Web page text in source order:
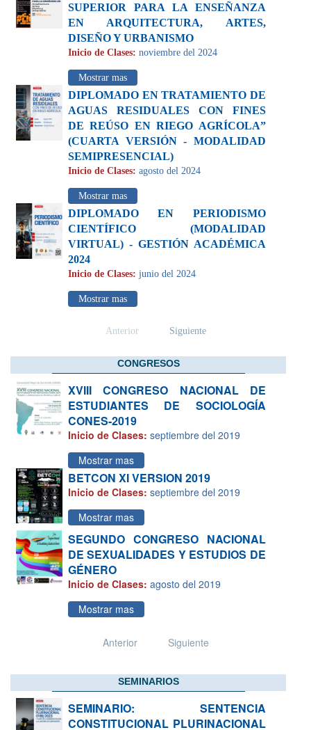
SUPERIOR PARA LA ENSEÑANZA
EN ARQUITECTURA, ARTES,
DISEÑO Y URBANISMO
Inicio de Clases: noviembre del 2024
Mostrar mas
DIPLOMADO EN TRATAMIENTO DE
AGUAS RESIDUALES CON FINES
DE REÚSO EN RIEGO AGRÍCOLA”
(CUARTA VERSIÓN - MODALIDAD
SEMIPRESENCIAL)
Inicio de Clases: agosto del 2024
Mostrar mas
DIPLOMADO EN PERIODISMO
CIENTÍFICO (MODALIDAD
VIRTUAL) - GESTIÓN ACADÉMICA
2024
Inicio de Clases: junio del 2024
Mostrar mas
Anterior Siguiente
CONGRESOS
XVIII CONGRESO NACIONAL DE
ESTUDIANTES DE SOCIOLOGÍA
CONES-2019
Inicio de Clases: septiembre del 2019
Mostrar mas
BETCON XI VERSION 2019
Inicio de Clases: septiembre del 2019
Mostrar mas
SEGUNDO CONGRESO NACIONAL
DE SEXUALIDADES Y ESTUDIOS DE
GÉNERO
Inicio de Clases: agosto del 2019
Mostrar mas
Anterior Siguiente
SEMINARIOS
SEMINARIO: SENTENCIA
CONSTITUCIONAL PLURINACIONAL